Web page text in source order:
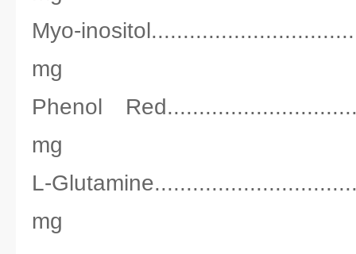
Myo-
mg
Phenol
mg
L-
mg